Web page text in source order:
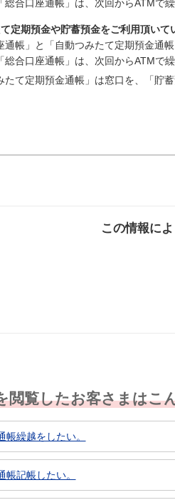
総合口座通帳」は、次回からATMで
定期預金や貯蓄預金をご利用頂いて
通帳」と「自動つみたて定期預金通
総合口座通帳」は、次回からATMで
たて定期預金通帳」は窓口を、「貯
この情報に
閲覧したお客さまはこ
帳繰越をしたい。
帳記帳したい。